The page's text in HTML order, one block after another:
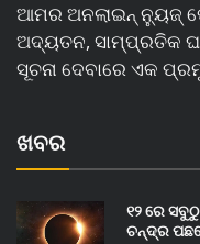
ଆମର ଅନଲାଇନ୍ ନ୍ୟୁଜ୍
ଅଦ୍ୟତନ, ସାମ୍ପ୍ରତିକ
ସୂଚନା ଦେବାରେ ଏକ
ଖବର
୧୨ ରେ
ଚନ୍ଦ୍ର